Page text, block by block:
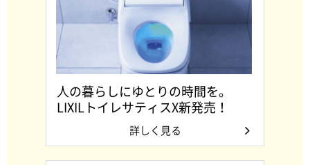
人の暮らしにゆとりの時間を。
LIXILトイレサティスX新発売！
詳しく見る